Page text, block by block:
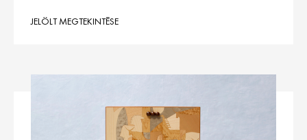
JELÖLT MEGTEKINTÉSE